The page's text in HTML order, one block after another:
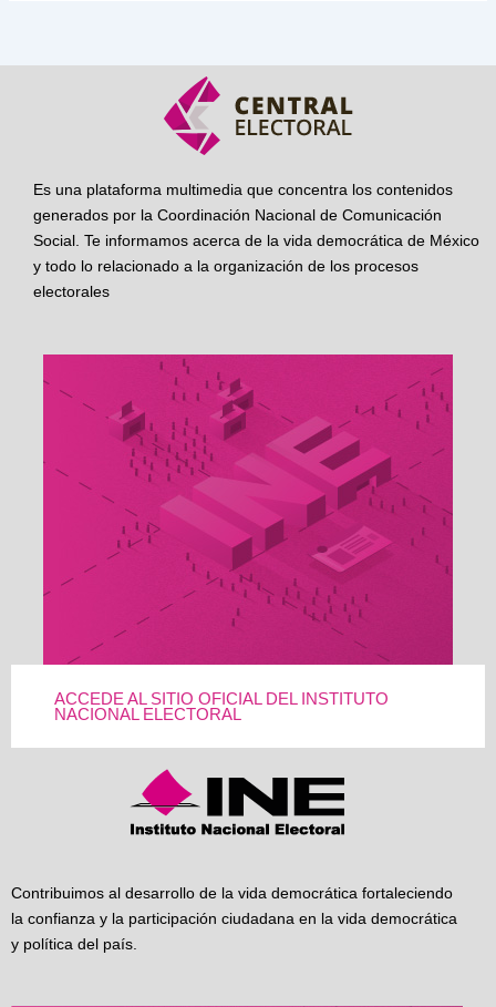
Es una plataforma multimedia que concentra los contenidos
generados por la Coordinación Nacional de Comunicación
Social. Te informamos acerca de la vida democrática de México
y todo lo relacionado a la organización de los procesos
electorales
ACCEDE AL SITIO OFICIAL DEL INSTITUTO
NACIONAL ELECTORAL
Contribuimos al desarrollo de la vida democrática fortaleciendo
la confianza y la participación ciudadana en la vida democrática
y política del país.